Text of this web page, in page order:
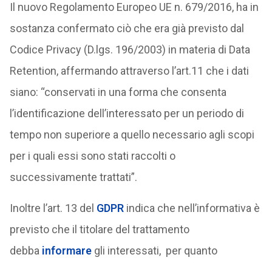
Il nuovo Regolamento Europeo UE n. 679/2016, ha in
sostanza confermato ciò che era già previsto dal
Codice Privacy (D.lgs. 196/2003) in materia di Data
Retention, affermando attraverso l’art.11 che i dati
siano: “conservati in una forma che consenta
l’identificazione dell’interessato per un periodo di
tempo non superiore a quello necessario agli scopi
per i quali essi sono stati raccolti o
successivamente trattati”.
Inoltre l’art. 13 del GDPRindica che nell’informativa è
previsto che il titolare del trattamento
debba informaregli interessati, per quanto